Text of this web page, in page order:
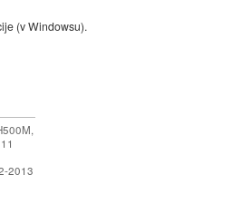
(v Windowsu).
2013